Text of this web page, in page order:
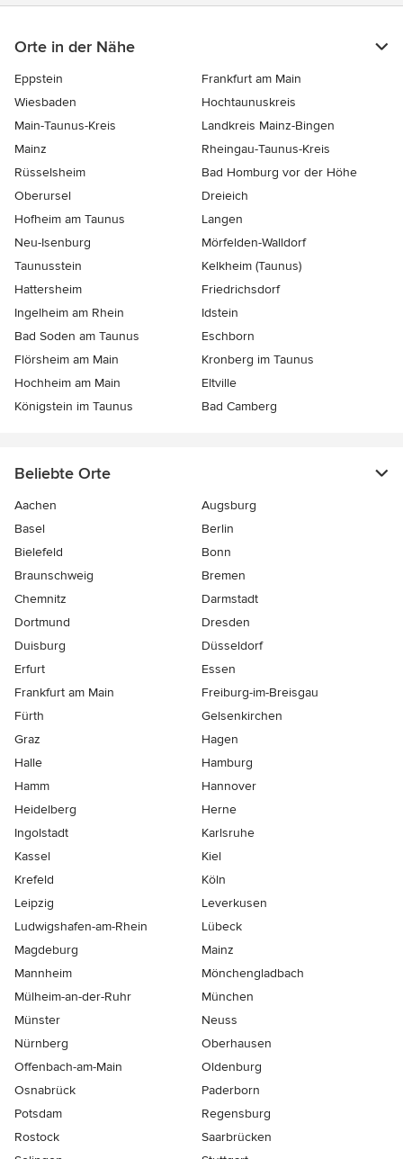
Orte in der Nähe
Eppstein
Frankfurt am Main
Wiesbaden
Hochtaunuskreis
Main-Taunus-Kreis
Landkreis Mainz-Bingen
Mainz
Rheingau-Taunus-Kreis
Rüsselsheim
Bad Homburg vor der Höhe
Oberursel
Dreieich
Hofheim am Taunus
Langen
Neu-Isenburg
Mörfelden-Walldorf
Taunusstein
Kelkheim (Taunus)
Hattersheim
Friedrichsdorf
Ingelheim am Rhein
Idstein
Bad Soden am Taunus
Eschborn
Flörsheim am Main
Kronberg im Taunus
Hochheim am Main
Eltville
Königstein im Taunus
Bad Camberg
Beliebte Orte
Aachen
Augsburg
Basel
Berlin
Bielefeld
Bonn
Braunschweig
Bremen
Chemnitz
Darmstadt
Dortmund
Dresden
Duisburg
Düsseldorf
Erfurt
Essen
Frankfurt am Main
Freiburg-im-Breisgau
Fürth
Gelsenkirchen
Graz
Hagen
Halle
Hamburg
Hamm
Hannover
Heidelberg
Herne
Ingolstadt
Karlsruhe
Kassel
Kiel
Krefeld
Köln
Leipzig
Leverkusen
Ludwigshafen-am-Rhein
Lübeck
Magdeburg
Mainz
Mannheim
Mönchen­gladbach
Mülheim-an-der-Ruhr
München
Münster
Neuss
Nürnberg
Oberhausen
Offenbach-am-Main
Oldenburg
Osnabrück
Paderborn
Potsdam
Regensburg
Rostock
Saarbrücken